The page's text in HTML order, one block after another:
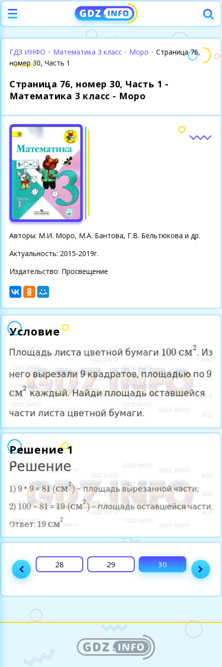
ГДЗ ИНФО • Математика 3 класс • Моро • Страница 76,
номер 30, Часть 1
Страница 76, номер 30, Часть 1 -
Математика 3 класс - Моро
Авторы: М.И. Моро, М.А. Бантова, Г.В. Бельтюкова и др.
Актуальность: 2015-2019г.
Издательство: Просвещение
Условие
Решение 1
27 28 29 30 31